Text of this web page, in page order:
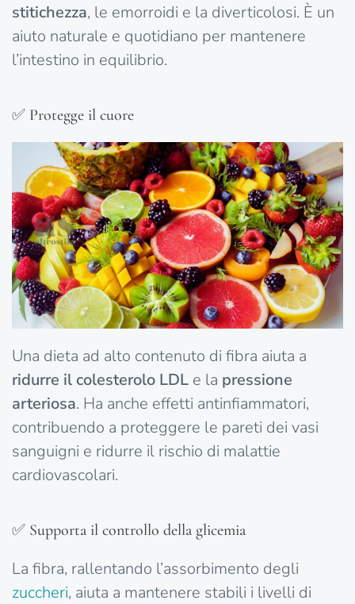
stitichezza, le emorroidi e la diverticolosi. È un
aiuto naturale e quotidiano per mantenere
l’intestino in equilibrio.
✅ Protegge il cuore
Una dieta ad alto contenuto di fibra aiuta a
ridurre il colesterolo LDL e la pressione
arteriosa. Ha anche effetti antinfiammatori,
contribuendo a proteggere le pareti dei vasi
sanguigni e ridurre il rischio di malattie
cardiovascolari.
✅ Supporta il controllo della glicemia
La fibra, rallentando l’assorbimento degli
zuccheri, aiuta a mantenere stabili i livelli di